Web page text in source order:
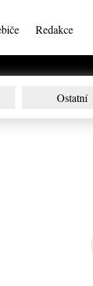
Redakce
Ostatní